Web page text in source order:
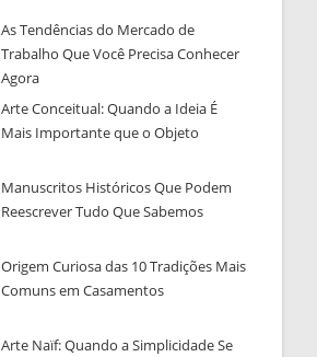
As Tendências do Mercado de
Trabalho Que Você Precisa Conhecer
Agora
Arte Conceitual: Quando a Ideia É
Mais Importante que o Objeto
Manuscritos Históricos Que Podem
Reescrever Tudo Que Sabemos
Origem Curiosa das 10 Tradições Mais
Comuns em Casamentos
Arte Naïf: Quando a Simplicidade Se